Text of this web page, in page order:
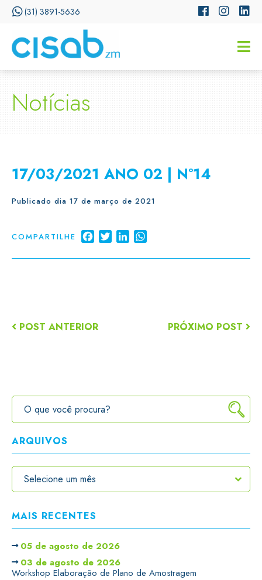
(31) 3891-5636
Notícias
17/03/2021 ANO 02 | Nº14
Publicado dia 17 de março de 2021
COMPARTILHE FacebookTwitterLinkedIn
POST ANTERIOR PRÓXIMO POST
ARQUIVOS
MAIS RECENTES
05 de agosto de 2026
03 de agosto de 2026
Workshop Elaboração de Plano de Amostragem
CISSA